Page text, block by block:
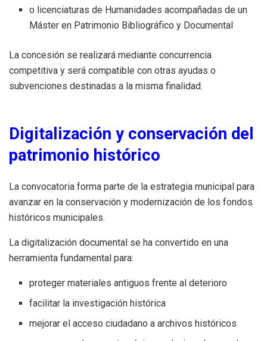
o licenciaturas de Humanidades acompañadas de un
Máster en Patrimonio Bibliográfico y Documental
La concesión se realizará mediante concurrencia
competitiva y será compatible con otras ayudas o
subvenciones destinadas a la misma finalidad.
Digitalización y conservación del
patrimonio histórico
La convocatoria forma parte de la estrategia municipal para
avanzar en la conservación y modernización de los fondos
históricos municipales.
La digitalización documental se ha convertido en una
herramienta fundamental para:
proteger materiales antiguos frente al deterioro
facilitar la investigación histórica
mejorar el acceso ciudadano a archivos históricos